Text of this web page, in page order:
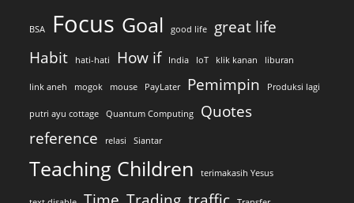
BSA Focus Goal good life
great life
Habit
hati-hati How if India IoT klik kanan liburan
link aneh mogok mouse PayLater Pemimpin Produksi lagi
putri ayu cottage Quantum Computing
Quotes
reference
relasi Siantar
Teaching Children terimakasih Yesus